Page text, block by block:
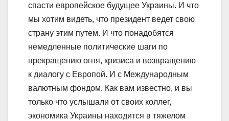
спасти европейское будущее Украины. И что
мы хотим видеть, что президент ведет свою
страну этим путем. И что понадобятся
немедленные политические шаги по
прекращению огня, кризиса и возвращению
к диалогу с Европой. И с Международным
валютным фондом. Как вам известно, и вы
только что услышали от своих коллег,
экономика Украины находится в тяжелом